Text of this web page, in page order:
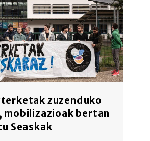
zuzenduko
bertan
Seaskak